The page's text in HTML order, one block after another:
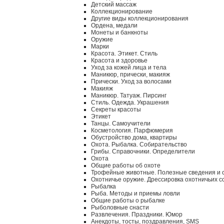
Детский массаж
Коллекционирование
Другие виды коллекционирования
Ордена, медали
Монеты и банкноты
Оружие
Марки
Красота. Этикет. Стиль
Красота и здоровье
Уход за кожей лица и тела
Маникюр, прически, макияж
Прически. Уход за волосами
Макияж
Маникюр. Татуаж. Пирсинг
Стиль. Одежда. Украшения
Секреты красоты
Этикет
Танцы. Самоучители
Косметология. Парфюмерия
Обустройство дома, квартиры
Охота. Рыбалка. Собирательство
Грибы. Справочники. Определители
Охота
Общие работы об охоте
Трофейные животные. Полезные сведения и
Охотничье оружие. Дрессировка охотничьих
Рыбалка
Рыба. Методы и приемы ловли
Общие работы о рыбалке
Рыболовные снасти
Развлечения. Праздники. Юмор
Анекдоты, тосты, поздравления, SMS